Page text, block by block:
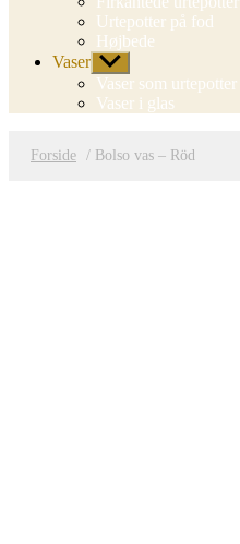
Urtepotter på fod
Højbede
Vaser Vis
undermenu
Vaser som urtepotter
Vaser i glas
Forside / Bolso vas – Röd